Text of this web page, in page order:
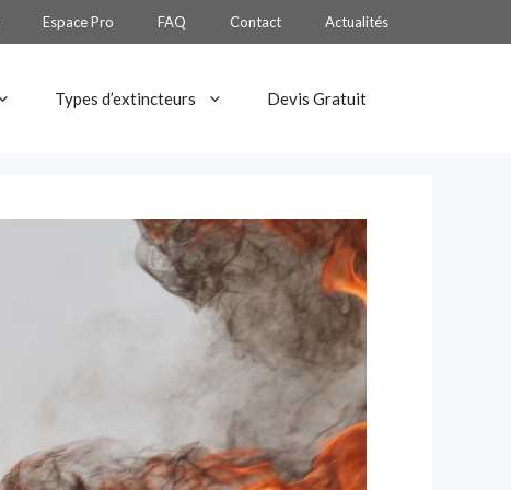
Espace Pro FAQ Contact Actualités
Types d’extincteurs Devis Gratuit